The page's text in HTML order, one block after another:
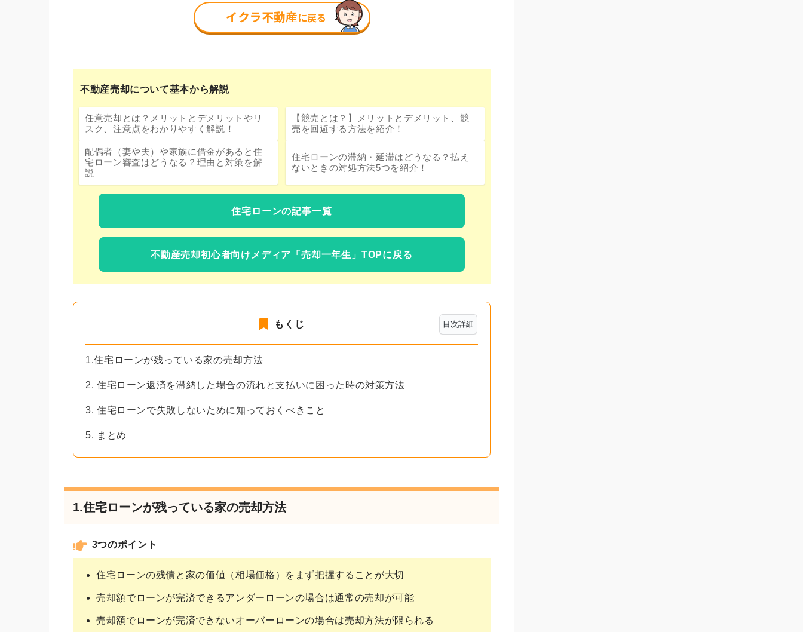
不動産売却について基本から解説
任意売却とは？メリットとデメリットやリ
スク、注意点をわかりやすく解説！
【競売とは？】メリットとデメリット、競
売を回避する方法を紹介！
配偶者（妻や夫）や家族に借金があると住
宅ローン審査はどうなる？理由と対策を解
説
住宅ローンの滞納・延滞はどうなる？払え
ないときの対処方法5つを紹介！
住宅ローンの記事一覧
不動産売却初心者向けメディア 「売却一年生」TOPに戻る
目次詳細
もくじ
1.住宅ローンが残っている家の売却方法
2. 住宅ローン返済を滞納した場合の流れと支払いに困った時の対策方法
3. 住宅ローンで失敗しないために知っておくべきこと
5. まとめ
1.住宅ローンが残っている家の売却方法
3つのポイント
住宅ローンの残債と家の価値（相場価格）をまず把握することが大切
売却額でローンが完済できるアンダーローンの場合は通常の売却が可能
売却額でローンが完済できないオーバーローンの場合は売却方法が限られる